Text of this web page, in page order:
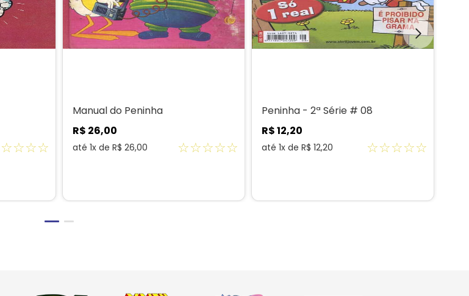
☆☆☆☆
Manual do Peninha
R$ 26,00
até 1x de R$ 26,00 ☆☆☆☆☆
Peninha - 2ª Série # 08
R$12,20
até 1x de R$ 12,20 ☆☆☆☆☆